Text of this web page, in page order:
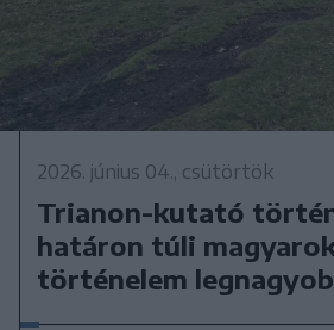
2026. június 04., csütörtök
Trianon-kutató
határon túli
történelem